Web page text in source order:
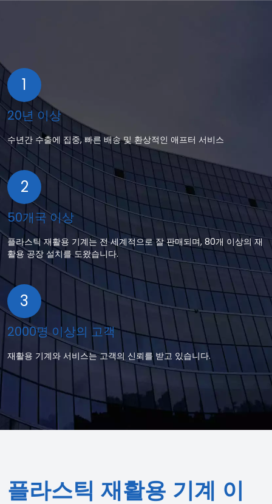
1
20년 이상
수년간 수출에 집중, 빠른 배송 및 환상적인 애프터 서비스
2
50개국 이상
플라스틱 재활용 기계는 전 세계적으로 잘 판매되며, 80개 이상의 재
활용 공장 설치를 도왔습니다.
3
2000명 이상의 고객
재활용 기계와 서비스는 고객의 신뢰를 받고 있습니다.
플라스틱 재활용 기계 이